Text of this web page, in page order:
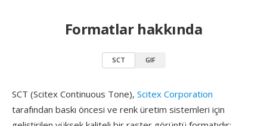
Formatlar hakkında
SCT GIF
SCT (Scitex Continuous Tone), Scitex Corporation
tarafından baskı öncesi ve renk üretim sistemleri için